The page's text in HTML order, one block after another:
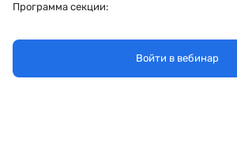
Программа секции:
Время Ведущий
10.00-10.10
БагарадниковаЕлена,
исполнительный директор РОО
Войти в вебинар